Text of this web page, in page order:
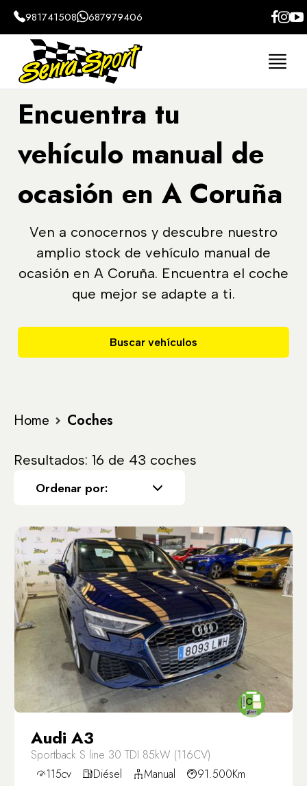
981741508 687979406
Encuentra tu
vehículo manual de
ocasión en A Coruña
Ven a conocernos y descubre nuestro
amplio stock de vehículo manual de
ocasión en A Coruña. Encuentra el coche
que mejor se adapte a ti.
Buscar vehículos
Home Coches
Resultados: 16 de 43 coches
Ordenar por:
Audi A3
Sportback S line 30 TDI 85kW (116CV)
115cv
Diésel Manual
91.500Km